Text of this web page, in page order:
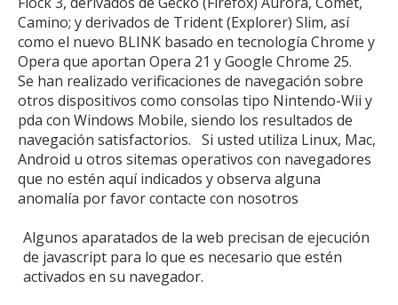
Camino; y derivados de Trident (Explorer) Slim, así
como el nuevo BLINK basado en tecnología Chrome y
Opera que aportan Opera 21 y Google Chrome 25.
Se han realizado verificaciones de navegación sobre
otros dispositivos como consolas tipo Nintendo-Wii y
pda con Windows Mobile, siendo los resultados de
navegación satisfactorios. Si usted utiliza Linux, Mac,
Android u otros sitemas operativos con navegadores
que no estén aquí indicados y observa alguna
anomalía por favor contacte con nosotros
Algunos aparatados de la web precisan de ejecución
de javascript para lo que es necesario que estén
activados en su navegador.